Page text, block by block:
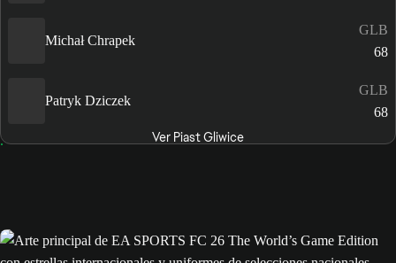
Michał Chrapek
GLB
68
Patryk Dziczek
GLB
68
Ver Piast Gliwice